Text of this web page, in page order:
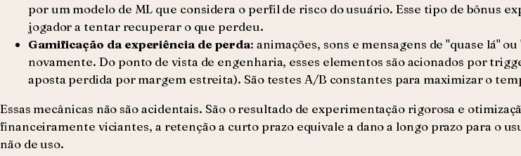
por um modelo de ML que considera o perfil de risco do usuário. Esse tipo de bônus
jogador a tentar recuperar o que perdeu.
Gamificação da experiência de perda: animações, sons e mensagens de "quase lá"
novamente. Do ponto de vista de engenharia, esses elementos são acionados por
aposta perdida por margem estreita). São testes A/B constantes para maximizar o
Essas mecânicas não são acidentais. São o resultado de experimentação rigorosa e
financeiramente viciantes, a retenção a curto prazo equivale a dano a longo prazo para o
não de uso.